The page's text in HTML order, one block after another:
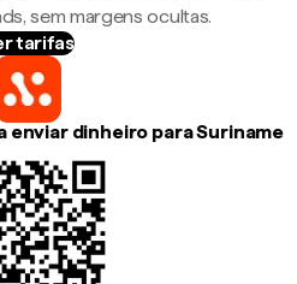
sem margens ocultas.
tarifas
enviar dinheiro para Suriname